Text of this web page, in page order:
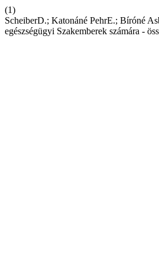
(1)
ScheiberD.; Katonáné PehrE.; Bíróné
egészségügyi Szakemberek számára -